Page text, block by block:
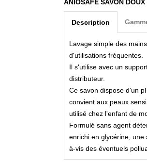
ANIOSAFE SAVON
Description
Lavage simple des
d'utilisations fréquentes.
Il s'utilise avec un
distributeur.
Ce savon dispose d'un
convient aux peaux
utilisé chez l'enfant de
Formulé sans agent
enrichi en glycérine,
à-vis des éventuels